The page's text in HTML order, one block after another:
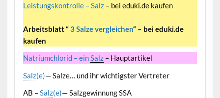
Leistungskontrolle –Salz– bei eduki.de kaufen
Arbeitsblatt “3 Salze vergleichen“ – bei eduki.de
kaufen
Natriumchlorid – einSalz– Hauptartikel
Salz(e)— Salze… und ihr wichtigster Vertreter
AB –Salz(e)— Salzgewinnung SSA